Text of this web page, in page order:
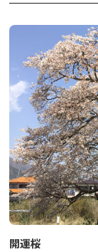
《令和５年度》
『鬼怒川・川治温
ご応募いただきま
入選者の皆様には
応募期間：2023年4
応募総数：219
受賞作品
◆最優秀賞◆
『鬼もみる 花
開運桜